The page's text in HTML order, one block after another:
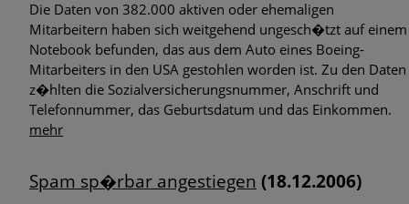
Die Daten von 382.000 aktiven oder ehemaligen
Mitarbeitern haben sich weitgehend ungesch�tzt auf einem
Notebook befunden, das aus dem Auto eines Boeing-
Mitarbeiters in den USA gestohlen worden ist. Zu den Daten
z�hlten die Sozialversicherungsnummer, Anschrift und
Telefonnummer, das Geburtsdatum und das Einkommen.
mehr
Spam sp�rbar angestiegen (18.12.2006)